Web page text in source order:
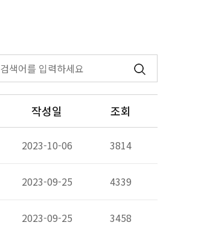
작성일 조회
2023-10-06 3814
2023-09-25 4339
2023-09-25 3458